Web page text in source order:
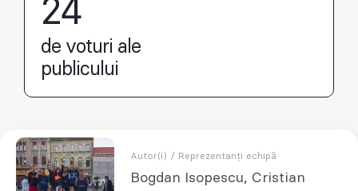
24
de voturi ale
publicului
Autor(i) / Reprezentanți echipă
Bogdan Isopescu, Cristian